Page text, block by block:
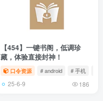
【454】一键书阁，低调珍
藏，体验直接封神！
口令资源 # android # 手机
25-6-9 186